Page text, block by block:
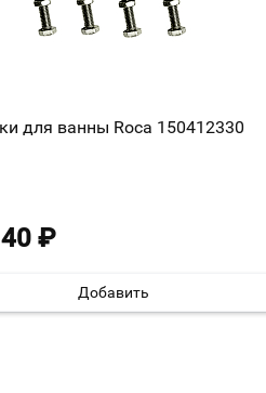
для ванны Roca 150412330
₽
Добавить